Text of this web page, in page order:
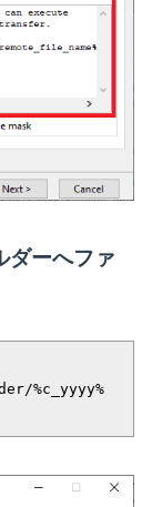
ダーへファ
%c_yyyy%